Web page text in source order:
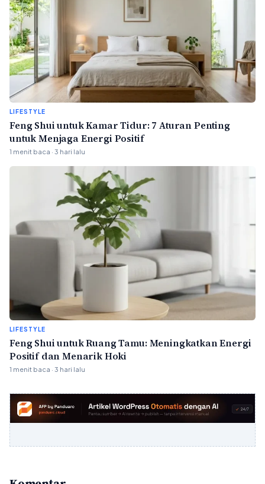
LIFESTYLE
Feng Shui untuk Kamar Tidur: 7 Aturan Penting
untuk Menjaga Energi Positif
1 menit baca · 3 hari lalu
LIFESTYLE
Feng Shui untuk Ruang Tamu: Meningkatkan Energi
Positif dan Menarik Hoki
1 menit baca · 3 hari lalu